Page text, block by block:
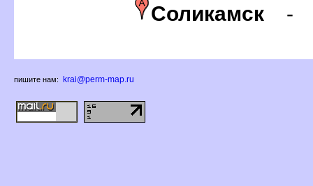
Соликамск
пишите нам: krai@perm-map.ru